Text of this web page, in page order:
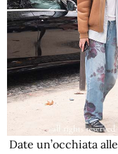
Date un’occhiata